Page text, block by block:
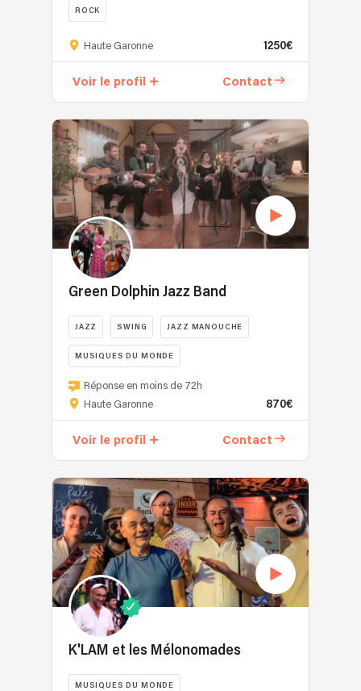
ROCK
Haute Garonne 1250€
Voir le profil Contact
Green Dolphin Jazz Band
JAZZ SWING JAZZ MANOUCHE
MUSIQUES DU MONDE
VARIÉTÉ FRANÇAISE
Réponse en moins de 72h
Haute Garonne
870€
Voir le profil Contact
K'LAM et les Mélonomades
MUSIQUES DU MONDE